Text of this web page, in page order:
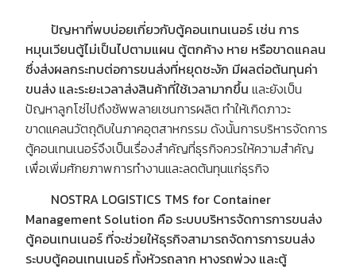
ปัญหาที่พบบ่อยเกี่ยวกับตู้คอนเทนเนอร์ เช่น การ
หมุนเวียนตู้ไม่เป็นไปตามแผน ตู้ตกค้าง หาย หรือขาดแคลน
ซึ่งส่งผลกระทบต่อการขนส่งที่หยุดชะงัก มีผลต่อต้นทุนค่า
ขนส่ง และระยะเวลาส่งสินค้าที่ใช้เวลามากขึ้น และยังเป็น
ปัญหาลูกโซ่ไปถึงซัพพลายเชนการผลิต ทำให้เกิดภาวะ
ขาดแคลนวัตถุดิบในภาคอุตสาหกรรม ดังนั้นการบริหารจัดการ
ตู้คอนเทนเนอร์จึงเป็นเรื่องสำคัญที่ธุรกิจควรให้ความสำคัญ
เพื่อเพิ่มศักยภาพการทำงานและลดต้นทุนแก่ธุรกิจ
NOSTRA LOGISTICS TMS for Container
Management Solution คือ ระบบบริหารจัดการการขนส่ง
ตู้คอนเทนเนอร์ ที่จะช่วยให้ธุรกิจสามารถจัดการการขนส่ง
ระบบตู้คอนเทนเนอร์ ทั้งหัวรถลาก หางรถพ่วง และตู้